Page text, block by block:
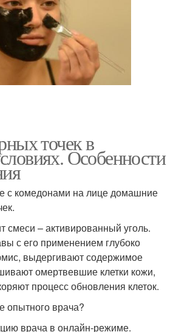
точек в
Особенности
с комедонами на лице домашние
смеси – активированный уголь.
с его применением глубоко
выдергивают содержимое
омертвевшие клетки кожи,
процесс обновления клеток.
опытного врача?
врача в онлайн-режиме.